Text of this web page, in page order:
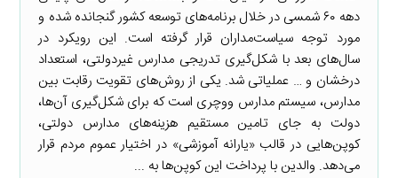
دهه ۶۰ شمسی در خلال برنامه‌های توسعه کشور گنجانده شده و
مورد توجه سیاست‌مداران قرار گرفته است. این رویکرد در
سال‌های بعد با شکل‌گیری تدریجی مدارس غیردولتی، استعداد
درخشان و … عملیاتی شد. یکی از روش‌های تقویت رقابت بین
مدارس، سیستم مدارس ووچری است که برای شکل‌گیری آن‌ها،
دولت به جای تامین مستقیم هزینه‌های مدارس دولتی،
کوپن‌هایی در قالب «یارانه آموزشی» در اختیار عموم مردم قرار
می‌دهد. والدین با پرداخت این کوپن‌ها به ...